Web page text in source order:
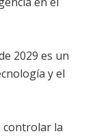
2029 es un
y el
controlar la